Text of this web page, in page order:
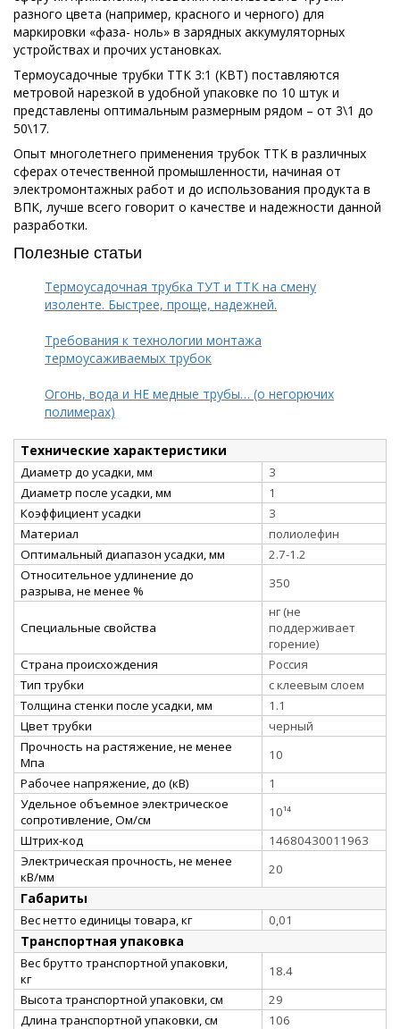
разного цвета (например, красного и черного) для
маркировки «фаза- ноль» в зарядных аккумуляторных
устройствах и прочих установках.
Термоусадочные трубки ТТК 3:1 (КВТ) поставляются
метровой нарезкой в удобной упаковке по 10 штук и
представлены оптимальным размерным рядом – от 3\1 до
50\17.
Опыт многолетнего применения трубок ТТК в различных
сферах отечественной промышленности, начиная от
электромонтажных работ и до использования продукта в
ВПК, лучше всего говорит о качестве и надежности данной
разработки.
Полезные статьи
Термоусадочная трубка ТУТ и ТТК на смену
изоленте. Быстрее, проще, надежней.
Требования к технологии монтажа
термоусаживаемых трубок
Огонь, вода и НЕ медные трубы… (о негорючих
полимерах)
Технические характеристики
Диаметр до усадки, мм
3
Диаметр после усадки, мм
1
Коэффициент усадки
3
Материал
полиолефин
Оптимальный диапазон усадки, мм
2.7-1.2
Относительное удлинение до
разрыва, не менее %
350
Специальные свойства
нг (не
поддерживает
горение)
Страна происхождения
Россия
Тип трубки
с клеевым слоем
Толщина стенки после усадки, мм
1.1
Цвет трубки
черный
Прочность на растяжение, не менее
Мпа
10
Рабочее напряжение, до (кВ)
1
Удельное объемное электрическое
сопротивление, Ом/см
10¹⁴
Штрих-код
14680430011963
Электрическая прочность, не менее
кВ/мм
20
Габариты
Вес нетто единицы товара, кг 0,01
Транспортная упаковка
Вес брутто транспортной упаковки,
кг
18.4
Высота транспортной упаковки, см
29
Длина транспортной упаковки, см
106